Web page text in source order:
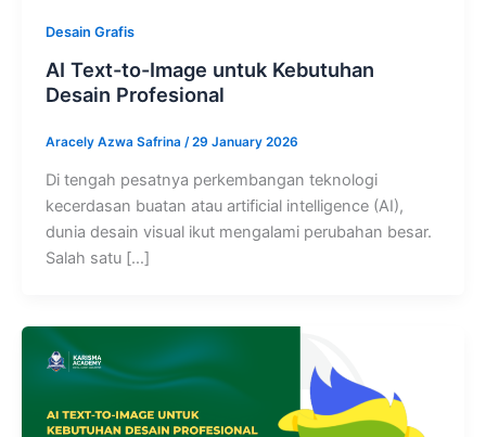
Desain Grafis
AI Text-to-Image untuk Kebutuhan
Desain Profesional
Aracely Azwa Safrina /29 January 2026
Di tengah pesatnya perkembangan teknologi
kecerdasan buatan atau artificial intelligence (AI),
dunia desain visual ikut mengalami perubahan besar.
Salah satu […]